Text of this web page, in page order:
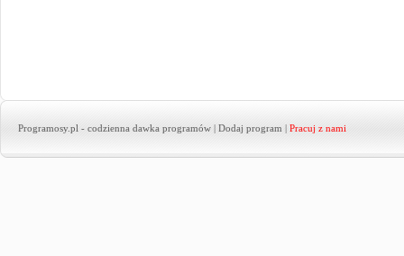
Programosy.pl - codzienna dawka programów | Dodaj program | Pracuj z nami